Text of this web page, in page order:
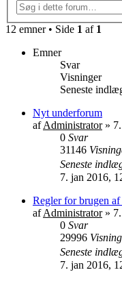
12 emner • Side 1 af 1
Emner
Svar
Visninger
Seneste
Nyt underforum
afAdministrator»
0 Svar
31146
Seneste
7. jan 2016,
Regler for brugen
afAdministrator»
0 Svar
29996
Seneste
7. jan 2016,